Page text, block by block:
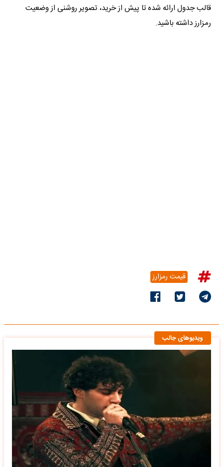
قالب جدول ارائه شده تا پیش از خرید، تصویر روشنی از وضعیت
رمزارز داشته باشید.
قیمت رمزارز
ویدیوهای جالب